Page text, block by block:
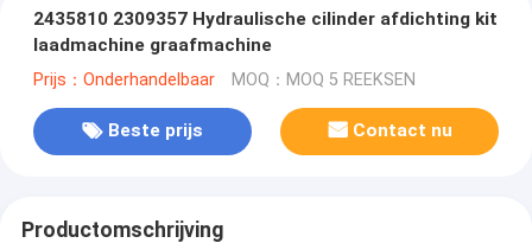
2435810 2309357 Hydraulische cilinder afdichting kit
laadmachine graafmachine
Prijs：Onderhandelbaar MOQ：MOQ 5 REEKSEN
Beste prijs Contact nu
Productomschrijving